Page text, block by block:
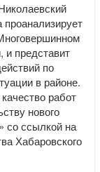
представит
по
в районе.
работ
нового
со ссылкой на
Хабаровского